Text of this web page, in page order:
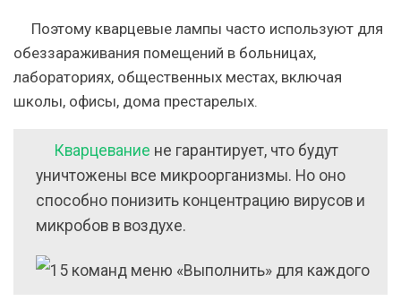
Поэтому кварцевые лампы часто используют для
обеззараживания помещений в больницах,
лабораториях, общественных местах, включая
школы, офисы, дома престарелых.
Кварцевание не гарантирует, что будут
уничтожены все микроорганизмы. Но оно
способно понизить концентрацию вирусов и
микробов в воздухе.